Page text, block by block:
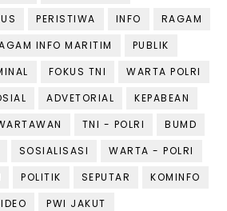
PERISTIWA INFO
RAGAM
INFO MARITIM
PUBLIK
FOKUS TNI
WARTA POLRI
ADVETORIAL
KEPABEAN
TNI - POLRI
BUMD
SOSIALISASI
WARTA - POLRI
POLITIK SEPUTAR
KOMINFO
PWI JAKUT